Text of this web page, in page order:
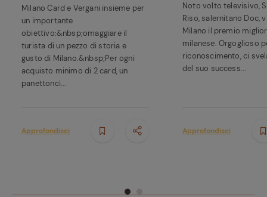
Milano Card e Vergani insieme per
un importante
obiettivo:&nbsp;omaggiare il
turista di un pezzo di storia e
gusto di Milano.&nbsp;Per ogni
acquisto minimo di 2 card, un
panettonci...
Approfondisci
Noto volto televisivo,
Riso, salernitano Doc,
Milano il premio
milanese. Orgoglioso
riconoscimento, ci
del suo success...
Approfondisci